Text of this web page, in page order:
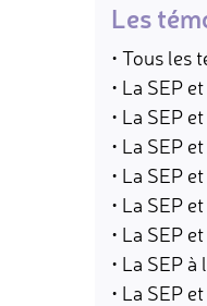
Les
• Tous les
• La SEP
• La SEP
• La SEP
• La SEP
• La SEP
• La SEP
• La SEP
• La SEP